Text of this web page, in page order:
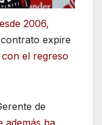
2006,
expire
el regreso
de